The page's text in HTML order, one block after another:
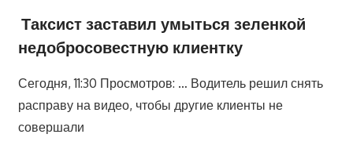
Таксист заставил умыться зеленкой
недобросовестную клиентку
Сегодня, 11:30 Просмотров: … Водитель решил снять
расправу на видео, чтобы другие клиенты не
совершали